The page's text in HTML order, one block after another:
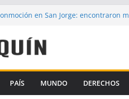
en San Jorge: encontraron
la hipótesis de un autor
Gómez
Ley de Financiamiento Universitario
Identificaron a un preso de Santa Fe
del femicidio de Florencia
PAÍS MUNDO DERECHOS